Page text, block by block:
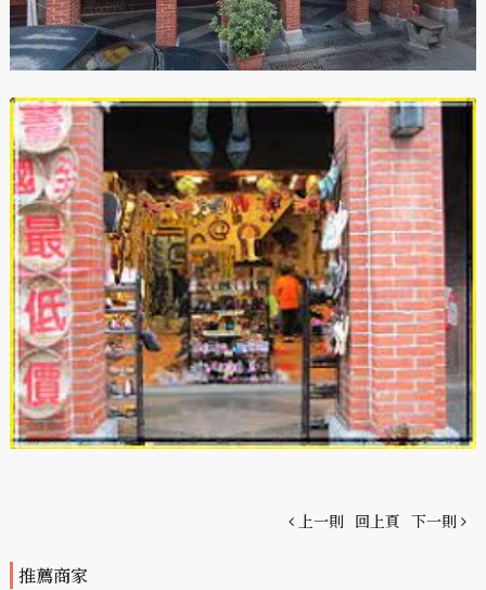
上一則 回上頁 下一則
推薦商家